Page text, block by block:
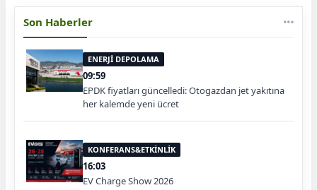
Son Haberler
ENERJİ DEPOLAMA
09:59
EPDK fiyatları güncelledi: Otogazdan jet yakıtına
her kalemde yeni ücret
KONFERANS&ETKİNLİK
16:03
EV Charge Show 2026